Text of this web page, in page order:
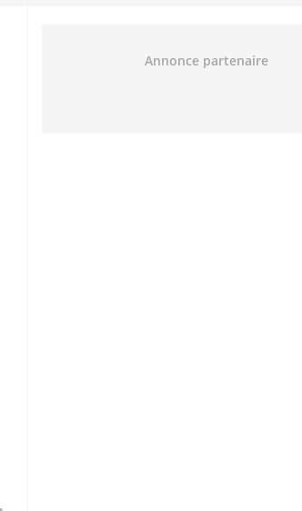
Annonce partenaire